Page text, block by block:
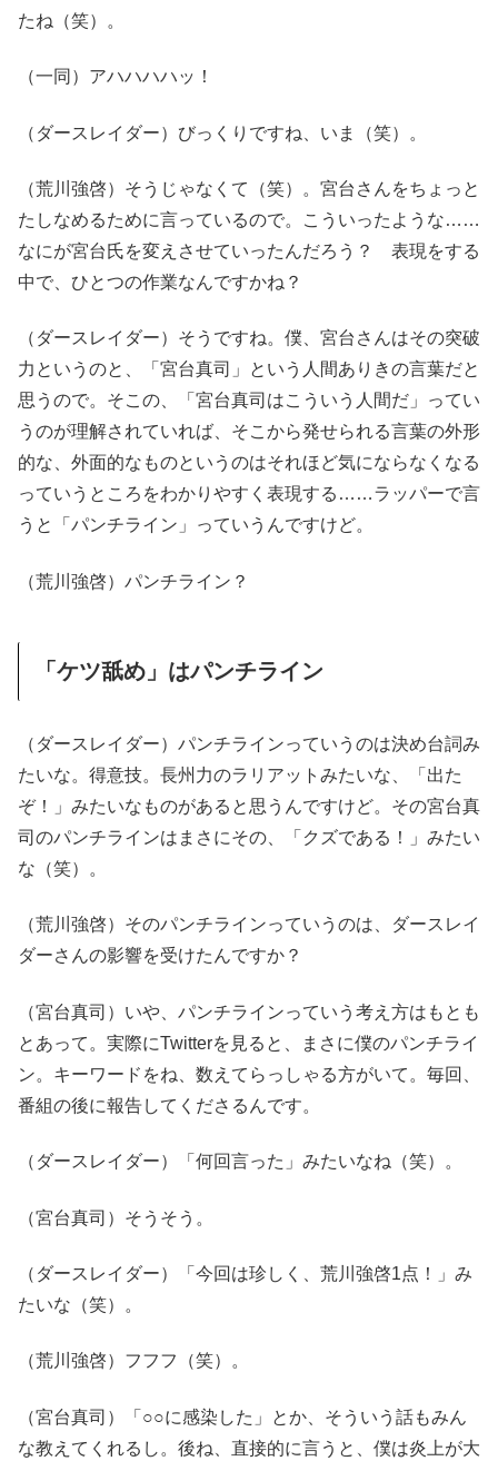
たね（笑）。
（一同）アハハハハッ！
（ダースレイダー）びっくりですね、いま（笑）。
（荒川強啓）そうじゃなくて（笑）。宮台さんをちょっと
たしなめるために言っているので。こういったような……
なにが宮台氏を変えさせていったんだろう？ 表現をする
中で、ひとつの作業なんですかね？
（ダースレイダー）そうですね。僕、宮台さんはその突破
力というのと、「宮台真司」という人間ありきの言葉だと
思うので。そこの、「宮台真司はこういう人間だ」ってい
うのが理解されていれば、そこから発せられる言葉の外形
的な、外面的なものというのはそれほど気にならなくなる
っていうところをわかりやすく表現する……ラッパーで言
うと「パンチライン」っていうんですけど。
（荒川強啓）パンチライン？
「ケツ舐め」はパンチライン
（ダースレイダー）パンチラインっていうのは決め台詞み
たいな。得意技。長州力のラリアットみたいな、「出た
ぞ！」みたいなものがあると思うんですけど。その宮台真
司のパンチラインはまさにその、「クズである！」みたい
な（笑）。
（荒川強啓）そのパンチラインっていうのは、ダースレイ
ダーさんの影響を受けたんですか？
（宮台真司）いや、パンチラインっていう考え方はもとも
とあって。実際にTwitterを見ると、まさに僕のパンチライ
ン。キーワードをね、数えてらっしゃる方がいて。毎回、
番組の後に報告してくださるんです。
（ダースレイダー）「何回言った」みたいなね（笑）。
（宮台真司）そうそう。
（ダースレイダー）「今回は珍しく、荒川強啓1点！」み
たいな（笑）。
（荒川強啓）フフフ（笑）。
（宮台真司）「○○に感染した」とか、そういう話もみん
な教えてくれるし。後ね、直接的に言うと、僕は炎上が大